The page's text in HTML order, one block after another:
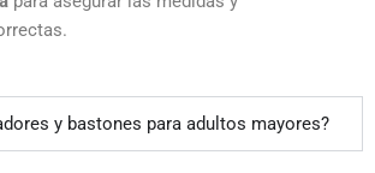
y bastones para adultos mayores?